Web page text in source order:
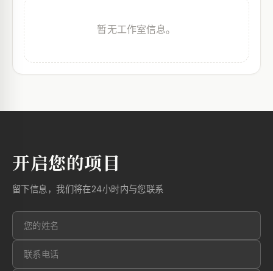
暂无工作室信息。
开启您的项目
留下信息，我们将在24小时内与您联系